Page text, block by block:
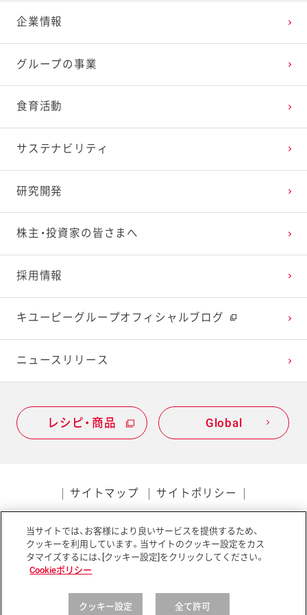
企業情報
グループの事業
食育活動
サステナビリティ
研究開発
株主・投資家の皆さまへ
採用情報
キユーピーグループオフィシャルブログ
ニュースリリース
レシピ・商品 Global
サイトマップ サイトポリシー
ソーシャルメディアポリシー アクセシビリティ
当サイトでは、お客様により良いサービスを提供するため、
クッキーを利用しています。当サイトのクッキー設定をカス
タマイズするには、[クッキー設定]をクリックしてください。
Cookieポリシー
クッキー設定 全て許可